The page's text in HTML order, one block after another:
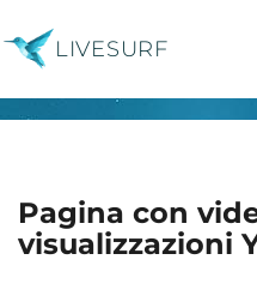
LIVESURF
Pagina con
visualizzazioni